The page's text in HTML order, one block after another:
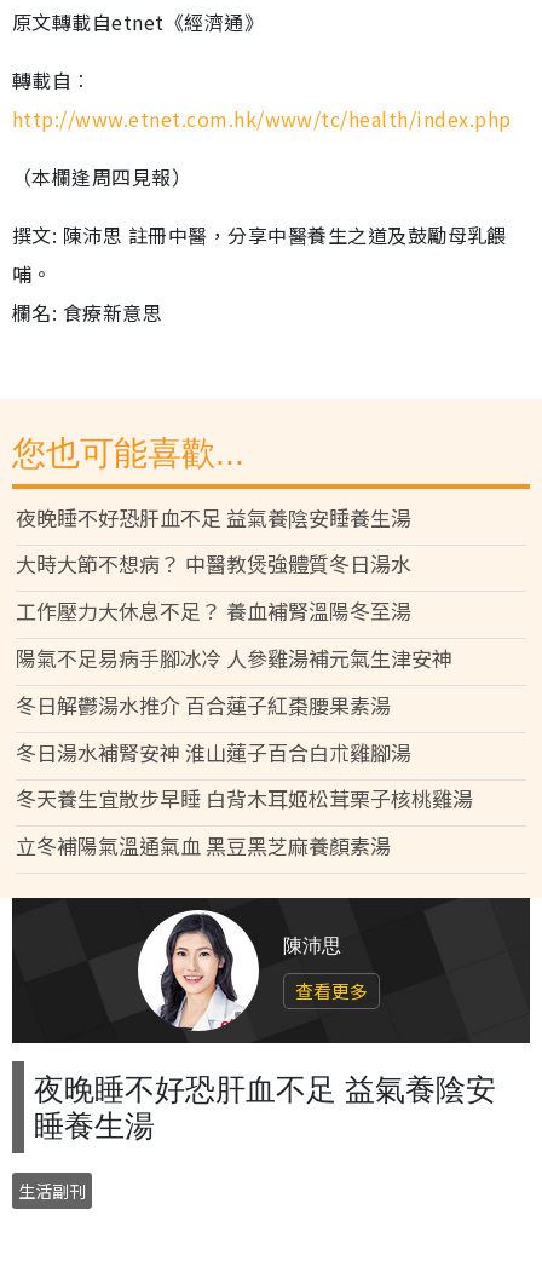
原文轉載自etnet《經濟通》
轉載自︰
http://www.etnet.com.hk/www/tc/health/index.php
（本欄逢周四見報）
撰文: 陳沛思 註冊中醫，分享中醫養生之道及鼓勵母乳餵
哺。
欄名: 食療新意思
您也可能喜歡...
夜晚睡不好恐肝血不足 益氣養陰安睡養生湯
大時大節不想病？ 中醫教煲強體質冬日湯水
工作壓力大休息不足？ 養血補腎溫陽冬至湯
陽氣不足易病手腳冰冷 人參雞湯補元氣生津安神
冬日解鬱湯水推介 百合蓮子紅棗腰果素湯
冬日湯水補腎安神 淮山蓮子百合白朮雞腳湯
冬天養生宜散步早睡 白背木耳姬松茸栗子核桃雞湯
立冬補陽氣溫通氣血 黑豆黑芝麻養顏素湯
陳沛思
查看更多
夜晚睡不好恐肝血不足 益氣養陰安
睡養生湯
生活副刊